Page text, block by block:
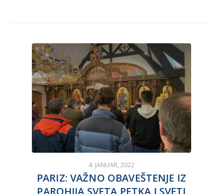
4. JANUAR, 2022
PARIZ: VAŽNO OBAVEŠTENJE IZ
PAROHIJA SVETA PETKA I SVETI